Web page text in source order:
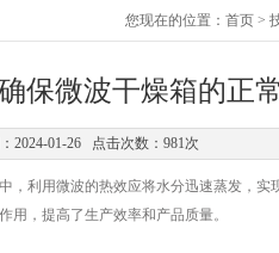
您现在的位置： 首页 >
保微波干燥箱的正
2024-01-26 点击次数：981次
利用微波的热效应将水分迅速蒸发，实
，提高了生产效率和产品质量。